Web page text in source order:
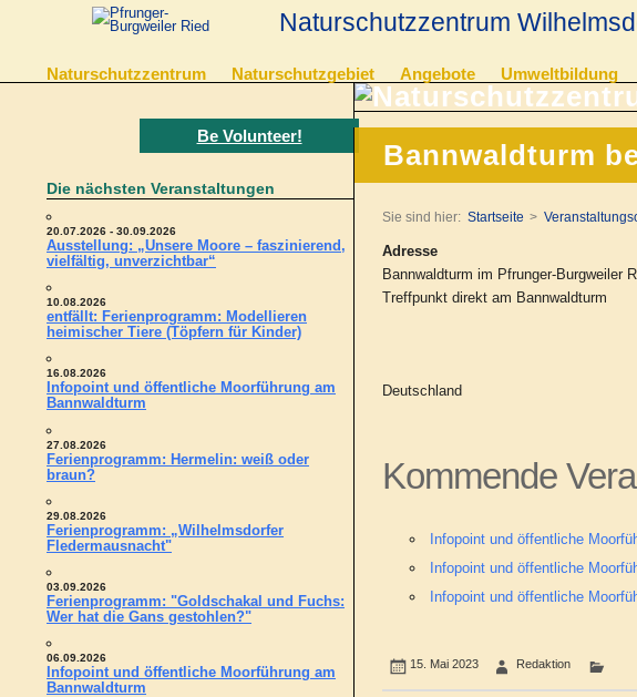
Naturschutzzentrum
Naturschutzzentrum Naturschutzgebiet Angebote Umweltbildung
Bannwaldturm
Sie sind hier: Startseite
Adresse
Bannwaldturm im Pfrunger-Burgweiler
Treffpunkt direkt am Bannwaldturm
Deutschland
Kommende
Infopoint und öffentliche
Infopoint und öffentliche
Infopoint und öffentliche
15. Mai 2023 Redaktion
Be Volunteer!
Die nächsten Veranstaltungen
20.07.2026 - 30.09.2026
Ausstellung: „Unsere Moore – faszinierend,
vielfältig, unverzichtbar“
10.08.2026
entfällt: Ferienprogramm: Modellieren
heimischer Tiere (Töpfern für Kinder)
16.08.2026
Infopoint und öffentliche Moorführung am
Bannwaldturm
27.08.2026
Ferienprogramm: Hermelin: weiß oder
braun?
29.08.2026
Ferienprogramm: „Wilhelmsdorfer
Fledermausnacht"
03.09.2026
Ferienprogramm: "Goldschakal und Fuchs:
Wer hat die Gans gestohlen?"
06.09.2026
Infopoint und öffentliche Moorführung am
Bannwaldturm